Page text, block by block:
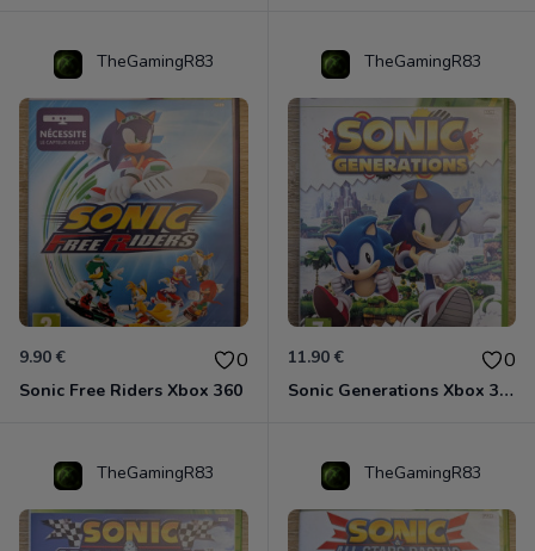
TheGamingR83
9.90 € 0
Sonic Free Riders Xbox 360
TheGamingR83
11.90 € 0
Sonic Generations Xbox 360
TheGamingR83 TheGamingR83